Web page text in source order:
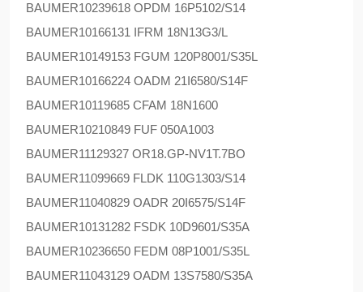
BAUMER10239618 OPDM 16P5102/S14
BAUMER10166131 IFRM 18N13G3/L
BAUMER10149153 FGUM 120P8001/S35L
BAUMER10166224 OADM 21I6580/S14F
BAUMER10119685 CFAM 18N1600
BAUMER10210849 FUF 050A1003
BAUMER11129327 OR18.GP-NV1T.7BO
BAUMER11099669 FLDK 110G1303/S14
BAUMER11040829 OADR 20I6575/S14F
BAUMER10131282 FSDK 10D9601/S35A
BAUMER10236650 FEDM 08P1001/S35L
BAUMER11043129 OADM 13S7580/S35A